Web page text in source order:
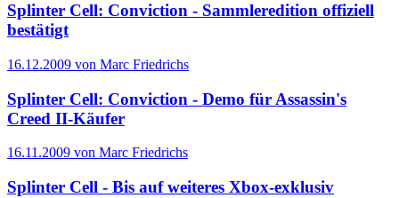
Splinter Cell: Conviction - Sammleredition offiziell
bestätigt
16.12.2009 von Marc Friedrichs
Splinter Cell: Conviction - Demo für Assassin's
Creed II-Käufer
16.11.2009 von Marc Friedrichs
Splinter Cell - Bis auf weiteres Xbox-exklusiv